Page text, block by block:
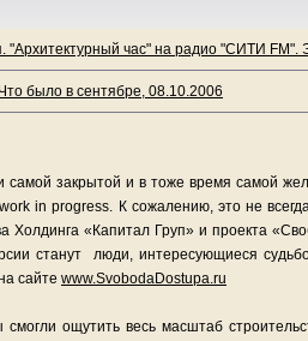
"Архитектурный час" на радио "СИТИ FM".
было в сентябре, 08.10.2006
самой закрытой и в тоже время самой
in progress. К сожалению, это не
Холдинга «Капитал Груп» и проекта
станут люди, интересующиеся
сайте www.SvobodaDostupa.ru
смогли ощутить весь масштаб